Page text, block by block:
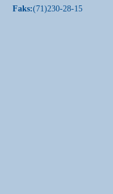
Faks:(71)230-28-15